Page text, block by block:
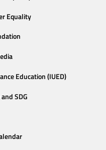
Equality
Education (IUED)
SDG